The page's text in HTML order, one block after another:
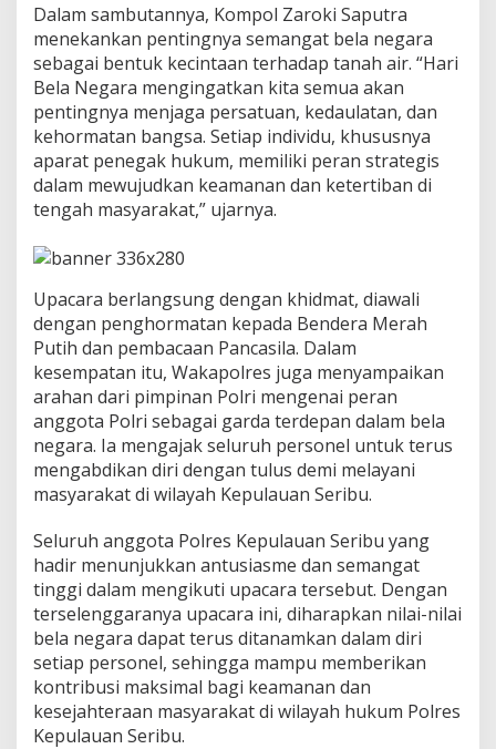
n
H
a
i
B
e
l
a
N
e
a
a
k
e
-
7
6
T
h
u
n
0
2
4
Dalam sambutannya, Kompol Zaroki Saputra
menekankan pentingnya semangat bela negara
sebagai bentuk kecintaan terhadap tanah air. “Hari
Bela Negara mengingatkan kita semua akan
pentingnya menjaga persatuan, kedaulatan, dan
kehormatan bangsa. Setiap individu, khususnya
aparat penegak hukum, memiliki peran strategis
dalam mewujudkan keamanan dan ketertiban di
tengah masyarakat,” ujarnya.
Upacara berlangsung dengan khidmat, diawali
dengan penghormatan kepada Bendera Merah
Putih dan pembacaan Pancasila. Dalam
kesempatan itu, Wakapolres juga menyampaikan
arahan dari pimpinan Polri mengenai peran
anggota Polri sebagai garda terdepan dalam bela
negara. Ia mengajak seluruh personel untuk terus
mengabdikan diri dengan tulus demi melayani
masyarakat di wilayah Kepulauan Seribu.
Seluruh anggota Polres Kepulauan Seribu yang
hadir menunjukkan antusiasme dan semangat
tinggi dalam mengikuti upacara tersebut. Dengan
terselenggaranya upacara ini, diharapkan nilai-nilai
bela negara dapat terus ditanamkan dalam diri
setiap personel, sehingga mampu memberikan
kontribusi maksimal bagi keamanan dan
kesejahteraan masyarakat di wilayah hukum Polres
Kepulauan Seribu.